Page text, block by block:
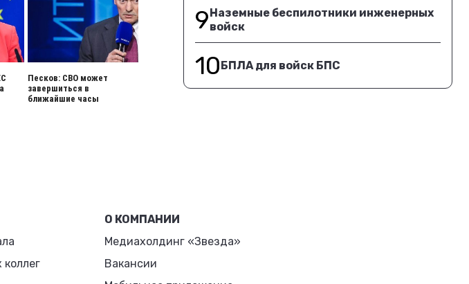
Песков: СВО может
завершиться в
ближайшие часы
9Наземные беспилотники инженерных
войск
10БПЛА для войск БПС
О КОМПАНИИ
Медиахолдинг «Звезда»
Вакансии